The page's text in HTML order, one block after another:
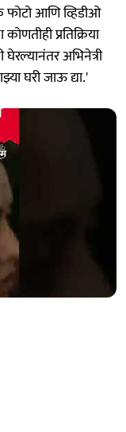
आणि व्हिडीओ
प्रतिक्रिया
अभिनेत्री
घरी जाऊ द्या.'